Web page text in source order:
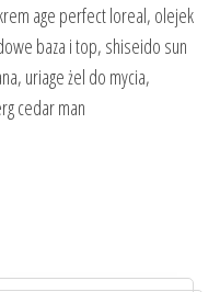
age perfect loreal, olejek
baza i top, shiseido sun
uriage żel do mycia,
cedar man